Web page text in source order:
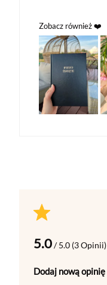
Zobacz również ❤️
5.0/ 5.0 (3 Opinii)
Dodaj nową opinię